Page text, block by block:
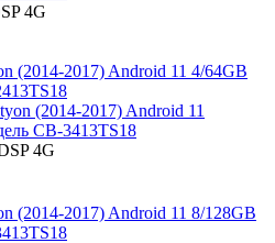
4G
(2014-2017) Android 11 4/64GB
4G
(2014-2017) Android 11 8/128GB